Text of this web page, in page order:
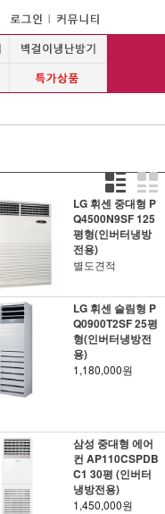
LG 휘센 중대형 P
Q4500N9SF 125
평형(인버터냉방
전용)
별도견적
LG 휘센 슬림형 P
Q0900T2SF 25평
형(인버터냉방전
용)
1,180,000원
삼성 중대형 에어
컨 AP110CSPDB
C1 30평 (인버터
냉방전용)
1,450,000원